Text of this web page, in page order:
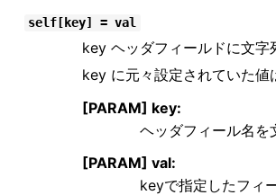
self[key] = val
key ヘッダフィールドに文字
key に元々設定されていた値
[PARAM] key:
ヘッダフィール名を
[PARAM] val:
keyで指定したフィ